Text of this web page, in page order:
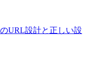
URL設計と正しい設